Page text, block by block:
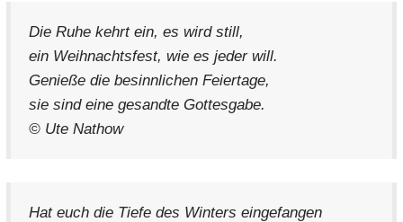
Die Ruhe kehrt ein, es wird still,
ein Weihnachtsfest, wie es jeder will.
Genieße die besinnlichen Feiertage,
sie sind eine gesandte Gottesgabe.
© Ute Nathow
Hat euch die Tiefe des Winters eingefangen